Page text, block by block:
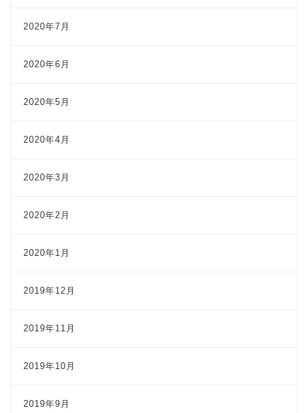
2020年7月
2020年6月
2020年5月
2020年4月
2020年3月
2020年2月
2020年1月
2019年12月
2019年11月
2019年10月
2019年9月